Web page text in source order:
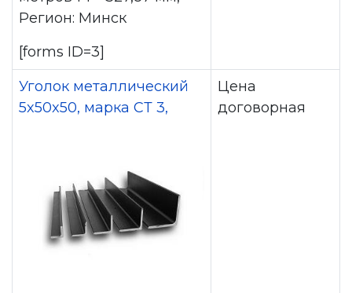
Регион: Минск
[forms ID=3]
Уголок металлический
5x50x50, марка СТ 3,
Цена
договорная